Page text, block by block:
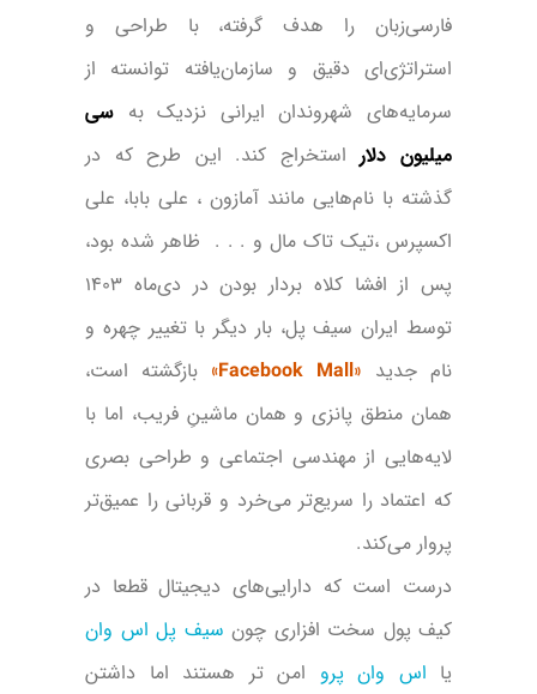
فارسی‌زبان را هدف گرفته، با طراحی و
استراتژی‌ای دقیق و سازمان‌یافته توانسته از
سرمایه‌های شهروندان ایرانی نزدیک به سی
میلیون دلاراستخراج کند. این طرح که در
گذشته با نام‌هایی مانند آمازون ، علی بابا، علی
اکسپرس ،تیک تاک مال و . . . ظاهر شده بود،
پس از افشا کلاه بردار بودن در دی‌ماه ۱۴۰۳
توسط ایران سیف پل، بار دیگر با تغییر چهره و
نام جدید «Facebook Mall»
بازگشته است،
همان منطق پانزی و همان ماشینِ فریب، اما با
لایه‌هایی از مهندسی اجتماعی و طراحی بصری
که اعتماد را سریع‌تر می‌خرد و قربانی را عمیق‌تر
پروار می‌کند.
درست است که دارایی‌‌های دیجیتال قطعا در
کیف پول سخت افزاری چون سیف پل اس وان
یا اس وان پرو امن تر هستند اما داشتن